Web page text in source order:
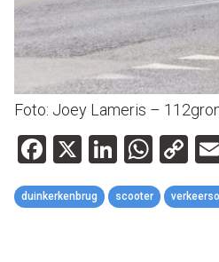
Foto: Joey Lameris –
Facebook
X LinkedIn
duinkerkenbrug scooter